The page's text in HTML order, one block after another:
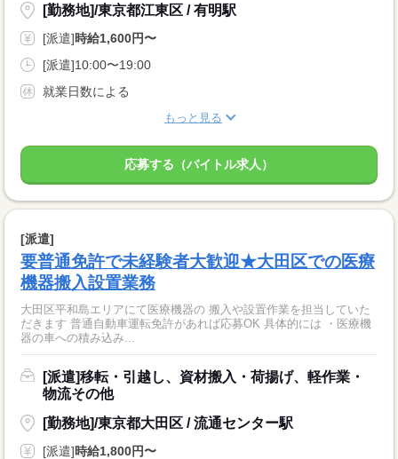
[勤務地]/東京都江東区 / 有明駅
[派遣]時給1,600円〜
[派遣]10:00〜19:00
就業日数による
もっと見る
応募する（バイトル求人）
[派遣]
要普通免許で未経験者大歓迎★大田区での医療
機器搬入設置業務
大田区平和島エリアにて医療機器の 搬入や設置作業を担当していた
だきます 普通自動車運転免許があれば応募OK 具体的には ・医療機
器の車への積み込み...
[派遣]移転・引越し、資材搬入・荷揚げ、軽作業・
物流その他
[勤務地]/東京都大田区 / 流通センター駅
[派遣]時給1,800円〜